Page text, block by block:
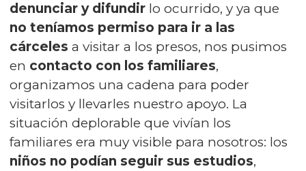
denunciar y difundir lo ocurrido, y ya que
no teníamos permiso para ir a las
cárceles a visitar a los presos, nos pusimos
en contacto con los familiares,
organizamos una cadena para poder
visitarlos y llevarles nuestro apoyo. La
situación deplorable que vivían los
familiares era muy visible para nosotros: los
niños no podían seguir sus estudios,